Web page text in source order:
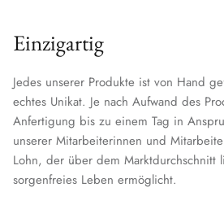
Einzigartig
Jedes unserer Produkte ist von Hand
echtes Unikat. Je nach Aufwand des
Anfertigung bis zu einem Tag in
unserer Mitarbeiterinnen und
Lohn, der über dem Marktdurchschnitt
sorgenfreies Leben ermöglicht.